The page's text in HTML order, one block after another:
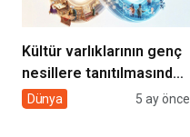
Kültür varlıklarının genç
nesillere tanıtılmasında
sivil toplumun rolü
Dünya 5 ay önce